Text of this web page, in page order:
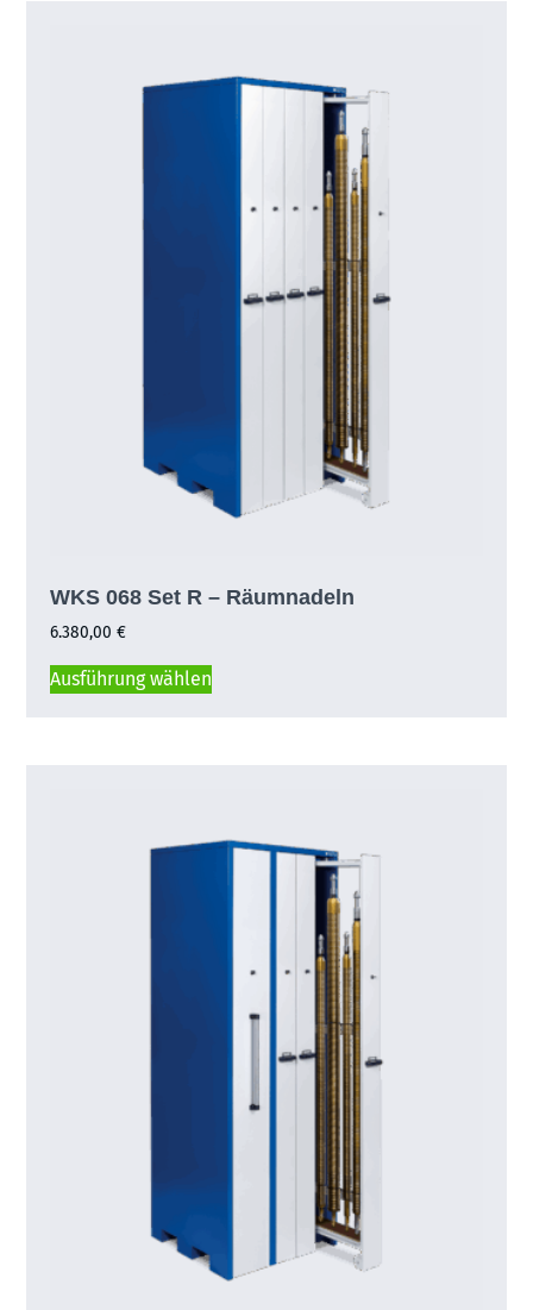
WKS 068 Set R – Räumnadeln
6.380,00€
Ausführung wählen